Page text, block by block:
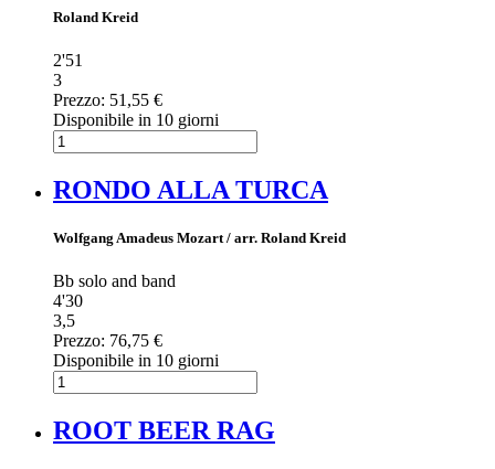
Roland Kreid
2'51
3
Prezzo: 51,55 €
Disponibile in 10 giorni
RONDO ALLA TURCA
Wolfgang Amadeus Mozart / arr. Roland Kreid
Bb solo and band
4'30
3,5
Prezzo: 76,75 €
Disponibile in 10 giorni
ROOT BEER RAG